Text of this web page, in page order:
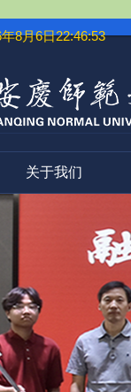
8月6日22:46:55
关于我们